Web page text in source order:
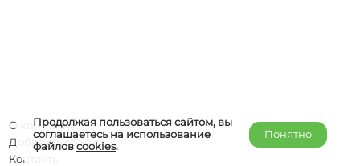
Продолжая пользоваться сайтом, вы
соглашаетесь на использование
файловcookies.
Понятно
О компании
Добавить объект
Контакты